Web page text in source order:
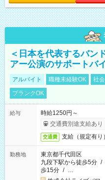
＜日本を代表するバン
アー公演のサポートバ
アルバイト 職種未経験OK 社
ブランクOK
給与
時給1250円～
交通費別途支給あり
交通費 支給（規定有り）
勤務地
東京都千代田区
九段下駅から徒歩5分 /
歩15分 / …